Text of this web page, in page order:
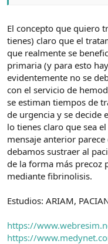
El concepto que quiero
tienes) claro que el
que realmente se
primaria (y para esto
evidentemente no se
con el servicio de
se estiman tiempos de
de urgencia y se decide
lo tienes claro que sea
mensaje anterior
debamos sustraer al
de la forma más precoz
mediante fibrinolisis.
Estudios: ARIAM,
https://
https://